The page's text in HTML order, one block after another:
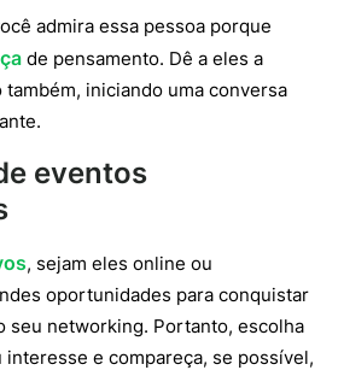
admira essa pessoa porque
de pensamento. Dê a eles a
iniciando uma conversa
eventos
, sejam eles online ou
oportunidades para conquistar
seu networking. Portanto, escolha
e compareça, se possível,